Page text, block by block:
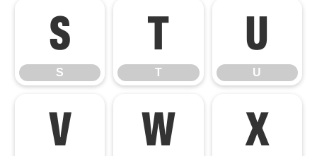
S
S
T
T
U
U
V W X